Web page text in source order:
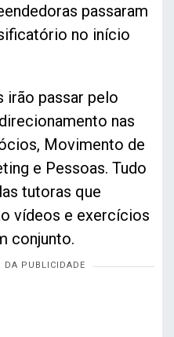
passaram
no início
irão passar pelo
nas
Movimento de
e Pessoas. Tudo
tutoras que
vídeos e exercícios
conjunto.